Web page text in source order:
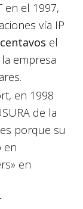
en el 1997,
vía IP
el
empresa
en 1998
de la
porque su
en
en